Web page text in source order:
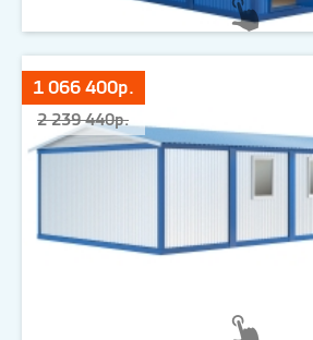
1 066 400р.
2 239 440р.